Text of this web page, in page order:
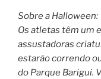
Sobre a Halloween:
Os atletas têm um
assustadoras
estarão correndo
do Parque Barigui.